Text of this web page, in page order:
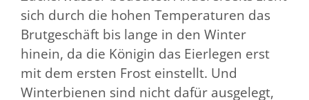
sich durch die hohen Temperaturen das
Brutgeschäft bis lange in den Winter
hinein, da die Königin das Eierlegen erst
mit dem ersten Frost einstellt. Und
Winterbienen sind nicht dafür ausgelegt,